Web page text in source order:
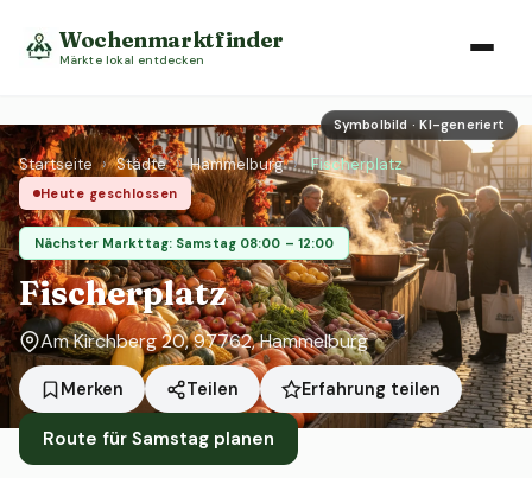
Wochenmarktfinder
Märkte lokal entdecken
Symbolbild · KI-generiert
Startseite › Städte › Hammelburg › Fischerplatz
Heute geschlossen
Nächster Markttag: Samstag 08:00 – 12:00
Fischerplatz
Am Kirchberg 20, 97762, Hammelburg
Merken Teilen Erfahrung teilen
Route für Samstag planen